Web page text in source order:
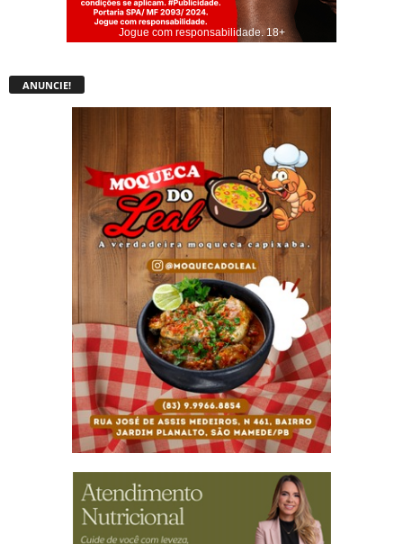
Jogue com responsabilidade. 18+
ANUNCIE!